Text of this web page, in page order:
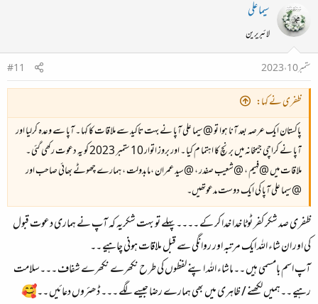
سیما علی
لائبریرین
ستمبر 10، 2023
#11
ظفری نے کہا:
پاکستان ایک عرصہ بعد آنا ہوا تو @سیما علی آپا نے بہت تاکید سے ملاقات کا کہا ۔ آپا سے وعدہ کرلیا اور
آپا نے کراچی جیمخانہ میں برنچ کا اہتما م کیا ۔ اور بروز اتوار 10 ستمبر 2023 کو یہ دعوت رکھی گئی ۔
ملاقات میں @فہیم ، @شعیب صفدر ، @سید عمران ،مابدولت ، ہمارے چھوٹے بھائی صاحب اور
@سیما علی آپا کی ایک دوست مدعوتھیں۔
ظفری صد شکر کفر ٹوٹا خدا خدا کر کے ۔۔۔۔پہلے تو بہت شکریہ کہ آپ نے ہماری دعوت قبول
کی اور ان شاء اللہ ایک مرتبہ اور روانگی سے قبل ملاقات ہونی چاہیے ۔۔
آپ اسم بامسمی ہیں ۔۔ماشاء اللہ اپنے لفظوں کی طر ح نکھرے نکھرے شفاف ۔۔۔سلامت
رہیے ۔۔ہمیں لکھنے / ظاہری میں بھی ہمارے رضا جیسے لگے ۔۔۔ ڈھئروں دعائیں ۔۔🥰